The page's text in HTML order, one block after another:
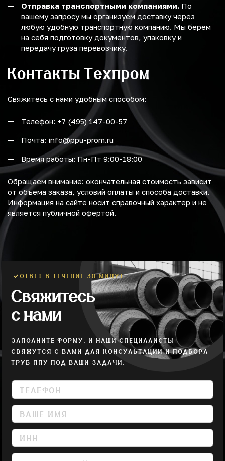
Отправка транспортными компаниями. По
вашему запросу мы организуем доставку через
любую удобную транспортную компанию. Мы берем
на себя подготовку документов, упаковку и
передачу груза перевозчику.
Контакты Техпром
Свяжитесь с нами удобным способом:
Телефон: +7 (495) 147-00-57
Почта: info@ppu-prom.ru
Время работы: Пн-Пт 9:00-18:00
Обращаем внимание: окончательная стоимость зависит
от объема заказа, условий оплаты и способа доставки.
Информация на сайте носит справочный характер и не
является публичной офертой.
ОТВЕТ В ТЕЧЕНИЕ 30 МИНУТ
Свяжитесь
с нами
ЗАПОЛНИТЕ ФОРМУ, И НАШИ СПЕЦИАЛИСТЫ
СВЯЖУТСЯ С ВАМИ ДЛЯ КОНСУЛЬТАЦИИ И ПОДБОРА
ТРУБ ППУ ПОД ВАШИ ЗАДАЧИ.